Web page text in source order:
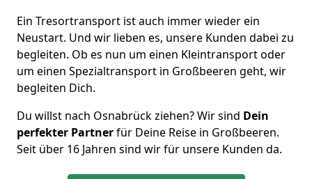
Ein Tresortransport ist auch immer wieder ein
Neustart. Und wir lieben es, unsere Kunden dabei zu
begleiten. Ob es nun um einen Kleintransport oder
um einen Spezialtransport in Großbeeren geht, wir
begleiten Dich.
Du willst nach Osnabrück ziehen? Wir sind Dein
perfekter Partnerfür Deine Reise in Großbeeren.
Seit über 16 Jahren sind wir für unsere Kunden da.